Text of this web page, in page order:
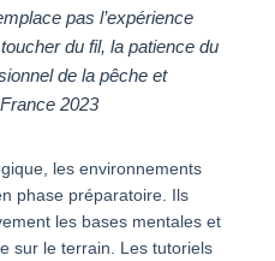
pas l’expérience
du fil, la patience du
de la pêche et
2023
les environnements
phase préparatoire. Ils
les bases mentales et
sur le terrain. Les tutoriels